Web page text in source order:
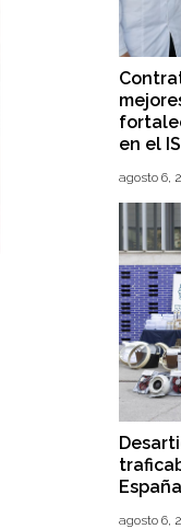
en el
agosto 6,
España
agosto 6,